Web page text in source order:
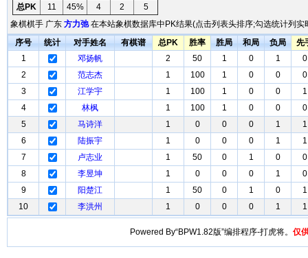
总PK
11 45% 4 2
5
象棋棋手 广东 方力弛在本站象棋数据库中PK结果(点击列表头排序;勾选统计列
序号
统计 对手姓名 有棋谱 总PK 胜率 胜局 和局 负局
先
1
邓扬帆 2 50 1 0 1
0
2
范志杰 1 100 1 0 0
0
3
江学宇 1 100 1 0 0
1
4
林枫 1 100 1 0 0
0
5
马诗洋 1 0 0 0 1
1
6
陆振宇 1 0 0 0 1
1
7
卢志业 1 50 0 1 0
0
8
李昱坤 1 0 0 0 1
0
9
阳楚江 1 50 0 1 0
1
10
李洪州 1 0 0 0 1 1
Powered By“BPW1.82版”编排程序-打虎将。 仅